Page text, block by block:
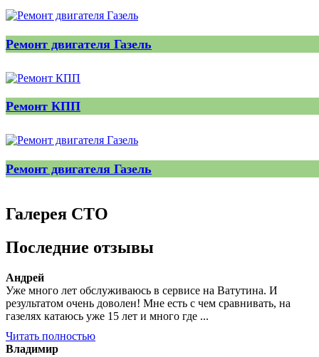
Ремонт двигателя Газель
Ремонт КПП
Ремонт двигателя Газель
Галерея СТО
Последние отзывы
Андрей
Уже много лет обслуживаюсь в сервисе на Ватутина. И
результатом очень доволен! Мне есть с чем сравнивать, на
газелях катаюсь уже 15 лет и много где ...
Читать полностью
Владимир